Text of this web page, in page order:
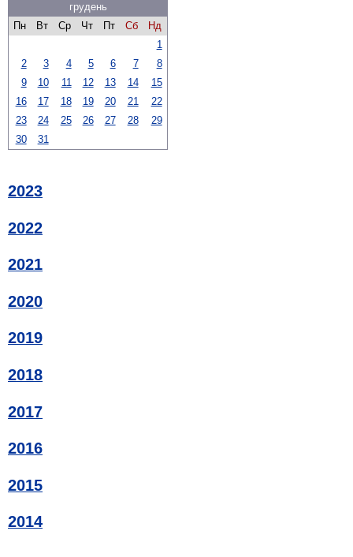
грудень
Пн
Вт Ср Чт Пт Сб
Нд
1
2
3 4 5 6 7
8
9
10 11 12 13 14
15
16
17 18 19 20 21
22
23
24 25 26 27 28
29
30
31
2023
2022
2021
2020
2019
2018
2017
2016
2015
2014